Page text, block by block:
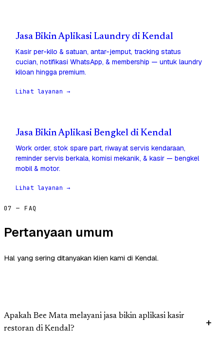
Jasa Bikin Aplikasi Laundry di Kendal
Kasir per-kilo & satuan, antar-jemput, tracking status
cucian, notifikasi WhatsApp, & membership — untuk laundry
kiloan hingga premium.
Lihat layanan →
Jasa Bikin Aplikasi Bengkel di Kendal
Work order, stok spare part, riwayat servis kendaraan,
reminder servis berkala, komisi mekanik, & kasir — bengkel
mobil & motor.
Lihat layanan →
07 — FAQ
Pertanyaan umum
Hal yang sering ditanyakan klien kami di Kendal.
Apakah Bee Mata melayani jasa bikin aplikasi kasir
restoran di Kendal?